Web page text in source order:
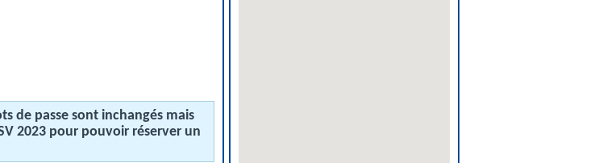
de passe sont inchangés mais
2023 pour pouvoir réserver un